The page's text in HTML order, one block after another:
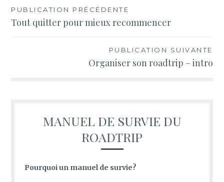
Navigation
PUBLICATION PRÉCÉDENTE
Tout quitter pour mieux recommencer
PUBLICATION SUIVANTE
Organiser son roadtrip – intro
MANUEL DE SURVIE DU
ROADTRIP
Pourquoi un manuel de survie?